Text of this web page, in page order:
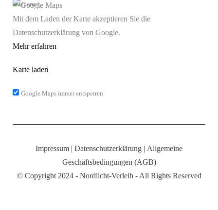
entsperren
Mit dem Laden der Karte akzeptieren Sie die
Datenschutzerklärung von Google.
Mehr erfahren
Karte laden
Google Maps immer entsperren
Impressum | Datenschutzerklärung | Allgemeine
Geschäftsbedingungen (AGB)
© Copyright 2024 - Nordlicht-Verleih - All Rights Reserved